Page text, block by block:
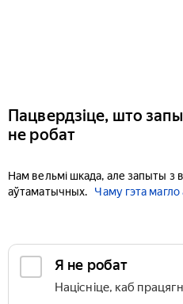
Пацвердзіце, што
не робат
Нам вельмі шкада, але запыты
аўтаматычных.
Чаму гэта
Я не робат
Націсніце, каб